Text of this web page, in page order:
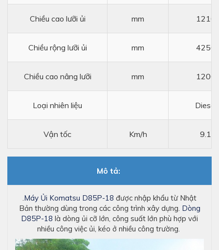
Chiều cao lưỡi ủi mm 1210
Chiều rộng lưỡi ủi mm 4250
Chiều cao nâng lưỡi mm 1200
Loại nhiên liệu Diesel
Vận tốc Km/h 9.1
Mô tả:
.Máy Ủi Komatsu D85P-18 được nhập khẩu từ Nhật
Bản thường dùng trong các công trình xây dựng. Dòng
D85P-18 là dòng ủi cỡ lớn, công suất lớn phù hợp với
nhiều công việc ủi, kéo ở nhiều công trường.